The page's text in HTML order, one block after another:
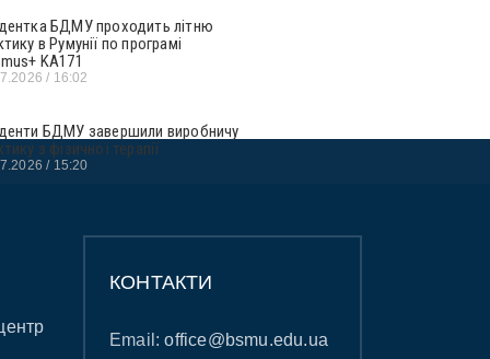
БДМУ проходить літню
в Румунії по програмі
KA171
16:02
БДМУ завершили виробничу
з фізичної терапії
15:20
КОНТАКТИ
Email:office@bsmu.edu.ua